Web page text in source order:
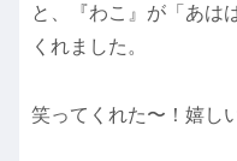
と、『わこ』が「あは
くれました。
笑ってくれた〜！嬉し